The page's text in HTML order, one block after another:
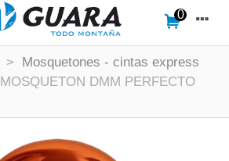
0
>
Mosquetones - cintas express
MOSQUETON DMM PERFECTO